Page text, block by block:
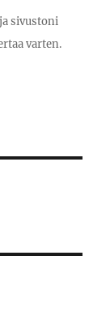
sivustoni
varten.